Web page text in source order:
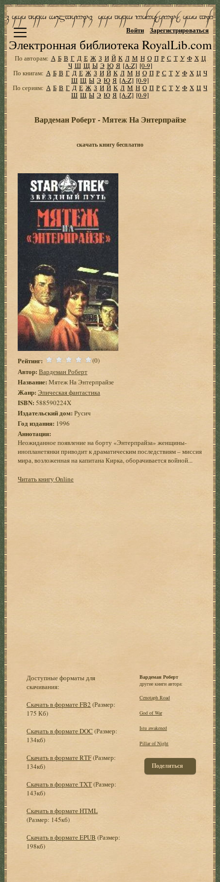
Электронная библиотека RoyalLib.com
Войти Зарегистрироваться
По авторам: А Б В Г Д Е Ж З И Й К Л М Н О П Р С Т У Ф Х Ц
Ч Ш Щ Ы Э Ю Я [A-Z] [0-9]
По книгам: А Б В Г Д Е Ж З И Й К Л М Н О П Р С Т У Ф Х Ц Ч
Ш Щ Ы Э Ю Я [A-Z] [0-9]
По сериям: А Б В Г Д Е Ж З И Й К Л М Н О П Р С Т У Ф Х Ц Ч
Ш Щ Ы Э Ю Я [A-Z] [0-9]
Вардеман Роберт - Мятеж На Энтерпрайзе
скачать книгу бесплатно
Рейтинг: (0)
Автор: Вардеман Роберт
Название: Мятеж На Энтерпрайзе
Жанр: Эпическая фантастика
ISBN: 588590224X
Издательский дом: Русич
Год издания: 1996
Аннотация:
Неожиданное появление на борту «Энтерпрайза» женщины-
инопланетянки приводит к драматическим последствиям – миссия
мира, возложенная на капитана Кирка, оборачивается войной...
Читать книгу Online
Доступные форматы для
скачивания:
Скачать в формате FB2 (Размер:
175 Кб)
Скачать в формате DOC (Размер:
134кб)
Скачать в формате RTF(Размер:
134кб)
Скачать в формате TXT(Размер:
143кб)
Скачать в формате HTML
(Размер: 145кб)
Скачать в формате EPUB (Размер:
198кб)
Вардеман Роберт
другие книги автора:
Cenotaph Road
God of War
Istu awakened
Pillar of Night
Поделиться